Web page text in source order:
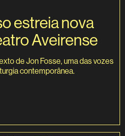
estreia nova
Aveirense
de Jon Fosse, uma das vozes
contemporânea.